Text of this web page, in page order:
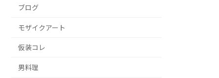
ブログ
モザイクアート
仮装コレ
男料理